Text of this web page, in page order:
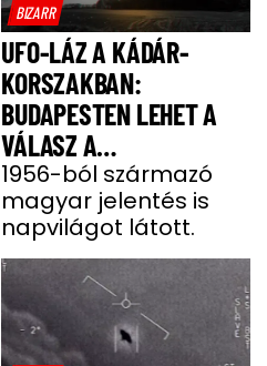
BIZARR
UFO-LÁZ A KÁDÁR-
KORSZAKBAN:
BUDAPESTEN LEHET A
VÁLASZ A
MEGMAGYARÁZHATATLAN
JELENSÉGRE
1956-ból származó
magyar jelentés is
napvilágot látott.